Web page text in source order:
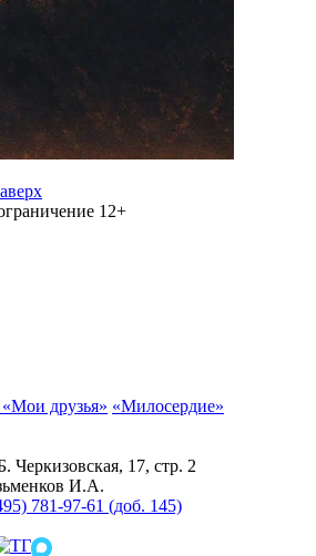
друзья» «Милосердие»
Черкизовская, 17, стр. 2
И.А.
781-97-61 (доб. 145)